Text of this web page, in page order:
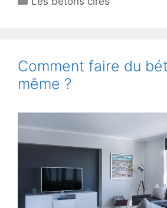
Comment faire du
même ?